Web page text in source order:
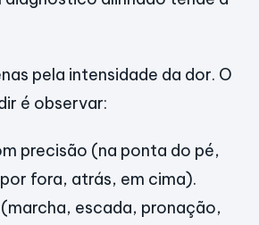
pela intensidade da dor. O
é observar:
precisão (na ponta do pé,
fora, atrás, em cima).
escada, pronação,